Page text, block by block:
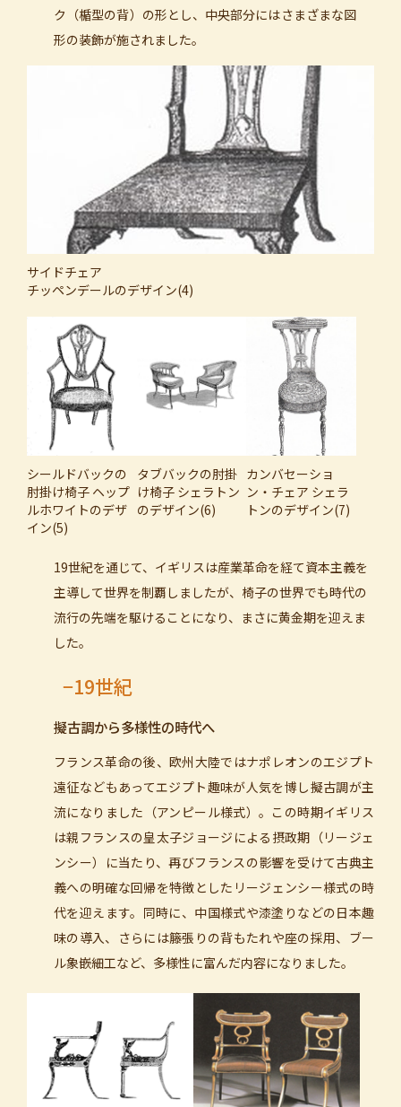
ク（楯型の背）の形とし、中央部分にはさまざまな図
形の装飾が施されました。
サイドチェア
チッペンデールのデザイン(4)
シールドバックの
肘掛け椅子 ヘップ
ルホワイトのデザ
イン(5)
タブバックの肘掛
け椅子 シェラトン
のデザイン(6)
カンバセーショ
ン・チェア シェラ
トンのデザイン(7)
19世紀を通じて、イギリスは産業革命を経て資本主義を
主導して世界を制覇しましたが、椅子の世界でも時代の
流行の先端を駆けることになり、まさに黄金期を迎えま
した。
−19世紀
擬古調から多様性の時代へ
フランス革命の後、欧州大陸ではナポレオンのエジプト
遠征などもあってエジプト趣味が人気を博し擬古調が主
流になりました（アンピール様式）。この時期イギリス
は親フランスの皇太子ジョージによる摂政期（リージェ
ンシー）に当たり、再びフランスの影響を受けて古典主
義への明確な回帰を特徴としたリージェンシー様式の時
代を迎えます。同時に、中国様式や漆塗りなどの日本趣
味の導入、さらには籐張りの背もたれや座の採用、ブー
ル象嵌細工など、多様性に富んだ内容になりました。